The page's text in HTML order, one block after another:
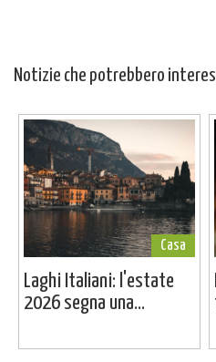
Notizie che potrebbero
Casa
Laghi Italiani: l'estate
2026 segna una...